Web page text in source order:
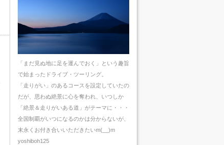
「まだ見ぬ地に足を運んでおく」という趣旨
で始まったドライブ・ツーリング。
「走りがい」のあるコースを設定していたの
だが、思わぬ絶景に心を奪われ、いつしか
「絶景＆走りがいある道」がテーマに・・・
全国制覇がいつになるのかは分からないが、
末永くお付き合いいただきたいm(__)m
yoshiboh125